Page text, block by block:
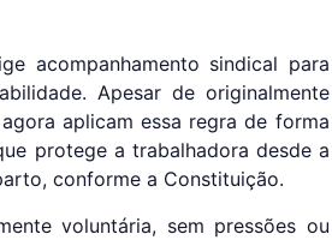
acompanhamento sindical para
Apesar de originalmente
aplicam essa regra de forma
protege a trabalhadora desde a
conforme a Constituição.
voluntária, sem pressões ou